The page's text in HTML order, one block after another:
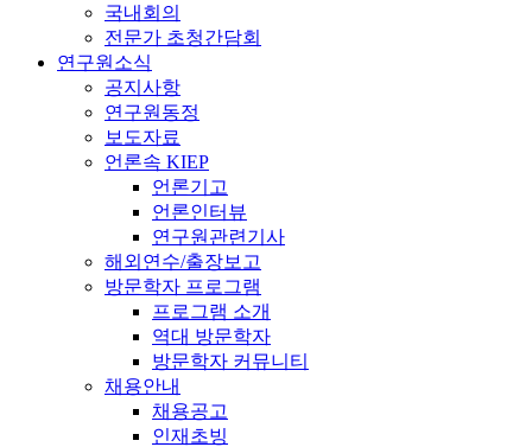
국내회의
전문가 초청간담회
연구원소식
공지사항
연구원동정
보도자료
언론속 KIEP
언론기고
언론인터뷰
연구원관련기사
해외연수/출장보고
방문학자 프로그램
프로그램 소개
역대 방문학자
방문학자 커뮤니티
채용안내
채용공고
인재초빙